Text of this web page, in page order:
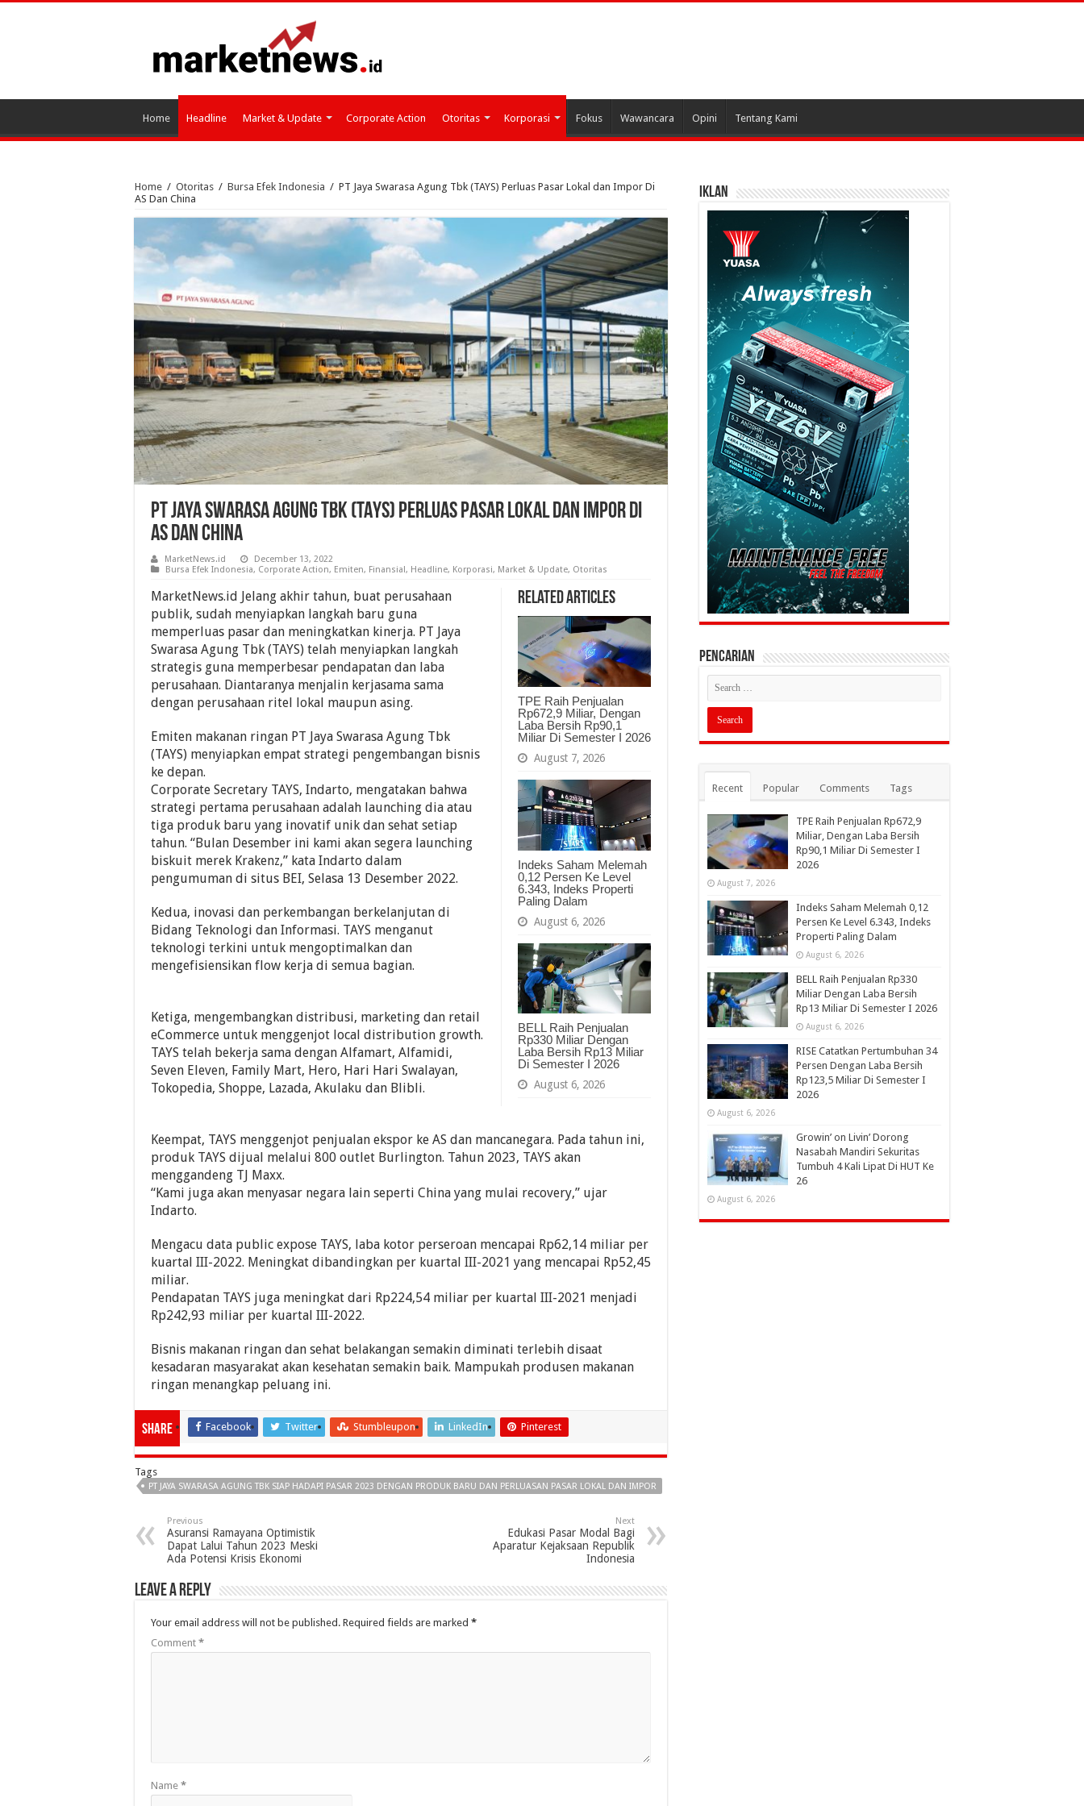
Home Headline Market & Update Corporate Action Otoritas Korporasi Fokus Wawancara Opini Tentang Kami
Home / Otoritas / Bursa Efek Indonesia / PT Jaya Swarasa Agung Tbk (TAYS) Perluas Pasar Lokal dan Impor Di
AS Dan China
PT Jaya Swarasa Agung Tbk (TAYS) Perluas Pasar Lokal dan Impor Di
AS Dan China
MarketNews.id
December 13, 2022
Bursa Efek Indonesia, Corporate Action, Emiten, Finansial, Headline, Korporasi, Market & Update, Otoritas
Related Articles
TPE Raih Penjualan
Rp672,9 Miliar, Dengan
Laba Bersih Rp90,1
Miliar Di Semester I 2026
August 7, 2026
Indeks Saham Melemah
0,12 Persen Ke Level
6.343, Indeks Properti
Paling Dalam
August 6, 2026
BELL Raih Penjualan
Rp330 Miliar Dengan
Laba Bersih Rp13 Miliar
Di Semester I 2026
August 6, 2026
MarketNews.id Jelang akhir tahun, buat perusahaan
publik, sudah menyiapkan langkah baru guna
memperluas pasar dan meningkatkan kinerja. PT Jaya
Swarasa Agung Tbk (TAYS) telah menyiapkan langkah
strategis guna memperbesar pendapatan dan laba
perusahaan. Diantaranya menjalin kerjasama sama
dengan perusahaan ritel lokal maupun asing.
Emiten makanan ringan PT Jaya Swarasa Agung Tbk
(TAYS) menyiapkan empat strategi pengembangan bisnis
ke depan.
Corporate Secretary TAYS, Indarto, mengatakan bahwa
strategi pertama perusahaan adalah launching dia atau
tiga produk baru yang inovatif unik dan sehat setiap
tahun. “Bulan Desember ini kami akan segera launching
biskuit merek Krakenz,” kata Indarto dalam
pengumuman di situs BEI, Selasa 13 Desember 2022.
Kedua, inovasi dan perkembangan berkelanjutan di
Bidang Teknologi dan Informasi. TAYS menganut
teknologi terkini untuk mengoptimalkan dan
mengefisiensikan flow kerja di semua bagian.
Ketiga, mengembangkan distribusi, marketing dan retail
eCommerce untuk menggenjot local distribution growth.
TAYS telah bekerja sama dengan Alfamart, Alfamidi,
Seven Eleven, Family Mart, Hero, Hari Hari Swalayan,
Tokopedia, Shoppe, Lazada, Akulaku dan Blibli.
Keempat, TAYS menggenjot penjualan ekspor ke AS dan mancanegara. Pada tahun ini,
produk TAYS dijual melalui 800 outlet Burlington. Tahun 2023, TAYS akan
menggandeng TJ Maxx.
“Kami juga akan menyasar negara lain seperti China yang mulai recovery,” ujar
Indarto.
Mengacu data public expose TAYS, laba kotor perseroan mencapai Rp62,14 miliar per
kuartal III-2022. Meningkat dibandingkan per kuartal III-2021 yang mencapai Rp52,45
miliar.
Pendapatan TAYS juga meningkat dari Rp224,54 miliar per kuartal III-2021 menjadi
Rp242,93 miliar per kuartal III-2022.
Bisnis makanan ringan dan sehat belakangan semakin diminati terlebih disaat
kesadaran masyarakat akan kesehatan semakin baik. Mampukah produsen makanan
ringan menangkap peluang ini.
Share Facebook Twitter Stumbleupon LinkedIn Pinterest
Tags
PT JAYA SWARASA AGUNG TBK SIAP HADAPI PASAR 2023 DENGAN PRODUK BARU DAN PERLUASAN PASAR LOKAL DAN IMPOR
Previous
Asuransi Ramayana Optimistik
Dapat Lalui Tahun 2023 Meski
Ada Potensi Krisis Ekonomi
Next
Edukasi Pasar Modal Bagi
Aparatur Kejaksaan Republik
Indonesia
Leave a Reply
Your email address will not be published. Required fields are marked *
Comment *
Name *
IKLAN
PENCARIAN
Recent Popular Comments Tags
TPE Raih Penjualan Rp672,9
Miliar, Dengan Laba Bersih
Rp90,1 Miliar Di Semester I
2026
August 7, 2026
Indeks Saham Melemah 0,12
Persen Ke Level 6.343, Indeks
Properti Paling Dalam
August 6, 2026
BELL Raih Penjualan Rp330
Miliar Dengan Laba Bersih
Rp13 Miliar Di Semester I 2026
August 6, 2026
RISE Catatkan Pertumbuhan 34
Persen Dengan Laba Bersih
Rp123,5 Miliar Di Semester I
2026
August 6, 2026
Growin’ on Livin’ Dorong
Nasabah Mandiri Sekuritas
Tumbuh 4 Kali Lipat Di HUT Ke
26
August 6, 2026